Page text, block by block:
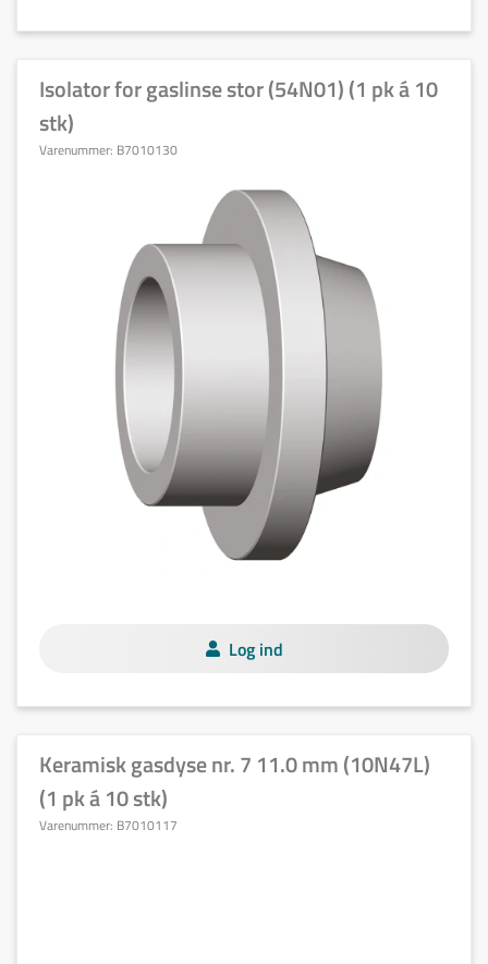
Isolator for gaslinse stor (54N01) (1 pk á 10
stk)
Varenummer: B7010130
Log ind
Keramisk gasdyse nr. 7 11.0 mm (10N47L)
(1 pk á 10 stk)
Varenummer: B7010117